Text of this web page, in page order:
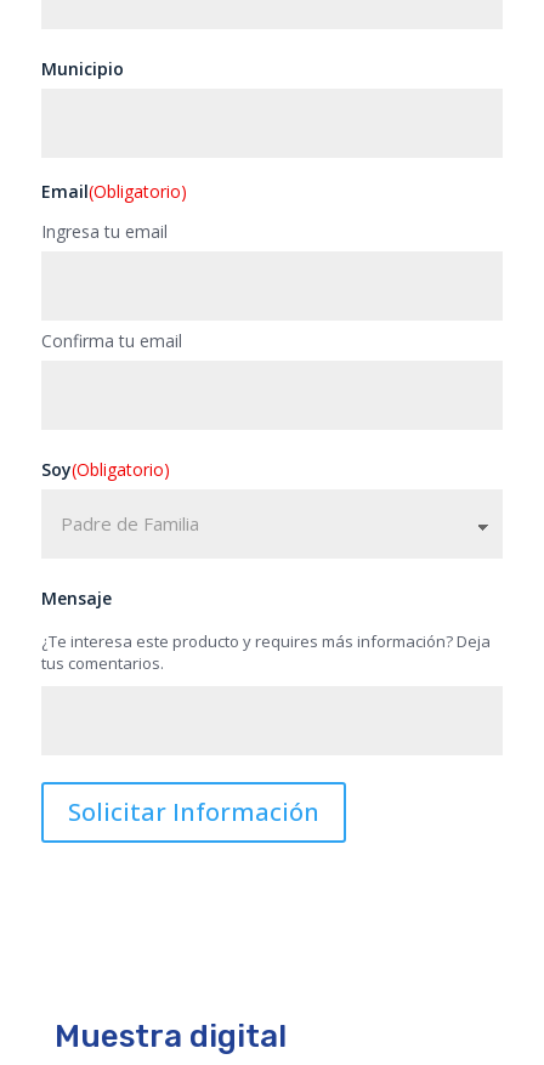
Municipio
Email(Obligatorio)
Ingresa tu email
Confirma tu email
Soy(Obligatorio)
Mensaje
¿Te interesa este producto y requires más información? Deja
tus comentarios.
Muestra digital